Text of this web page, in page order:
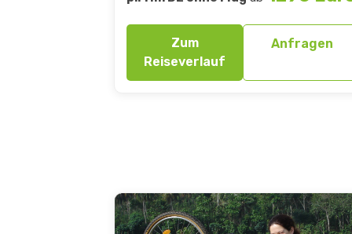
Zum
Reiseverlauf
Anfragen